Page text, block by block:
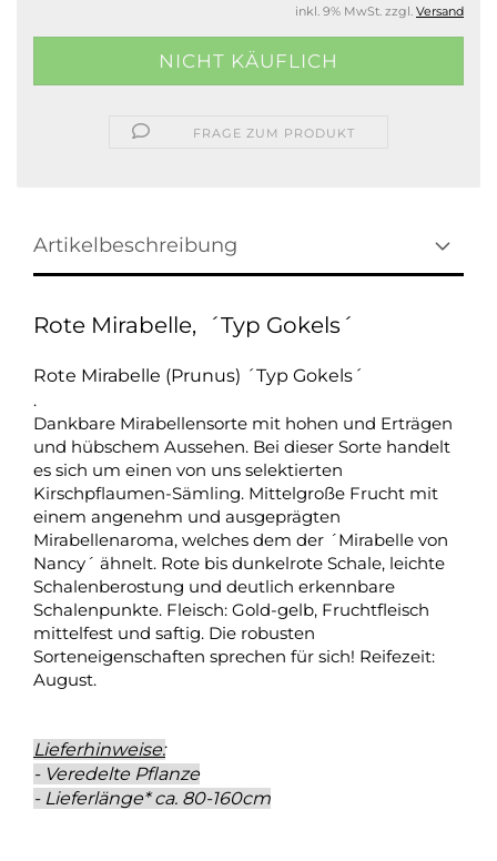
inkl. 9% MwSt. zzgl. Versand
FRAGE ZUM PRODUKT
Artikelbeschreibung
Rote Mirabelle, ´Typ Gokels´
Rote Mirabelle (Prunus) ´Typ Gokels´
.
Dankbare Mirabellensorte mit hohen und Erträgen
und hübschem Aussehen. Bei dieser Sorte handelt
es sich um einen von uns selektierten
Kirschpflaumen-Sämling. Mittelgroße Frucht mit
einem angenehm und ausgeprägten
Mirabellenaroma, welches dem der ´Mirabelle von
Nancy´ ähnelt. Rote bis dunkelrote Schale, leichte
Schalenberostung und deutlich erkennbare
Schalenpunkte. Fleisch: Gold-gelb, Fruchtfleisch
mittelfest und saftig. Die robusten
Sorteneigenschaften sprechen für sich! Reifezeit:
August.
Lieferhinweise:
- Veredelte Pflanze
- Lieferlänge* ca. 80-160cm